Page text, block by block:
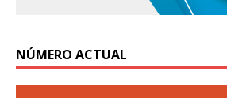
NÚMERO ACTUAL